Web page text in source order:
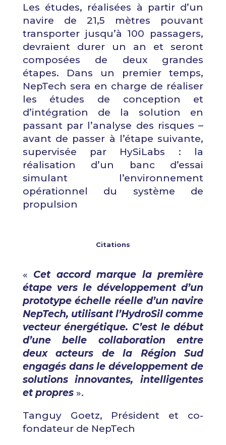
Les études, réalisées à partir d’un
navire de 21,5 mètres pouvant
transporter jusqu’à 100 passagers,
devraient durer un an et seront
composées de deux grandes
étapes. Dans un premier temps,
NepTech sera en charge de réaliser
les études de conception et
d’intégration de la solution en
passant par l’analyse des risques –
avant de passer à l’étape suivante,
supervisée par HySiLabs : la
réalisation d’un banc d’essai
simulant l’environnement
opérationnel du système de
propulsion
Citations
« Cet accord marque la première
étape vers le développement d’un
prototype échelle réelle d’un navire
NepTech, utilisant l’HydroSil comme
vecteur énergétique. C’est le début
d’une belle collaboration entre
deux acteurs de la Région Sud
engagés dans le développement de
solutions innovantes, intelligentes
et propres».
Tanguy Goetz, Président et co-
fondateur de NepTech